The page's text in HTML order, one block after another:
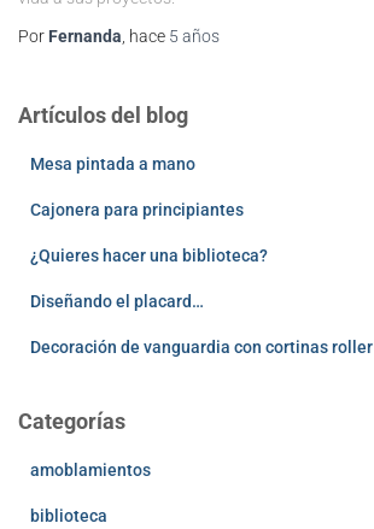
Por Fernanda , hace 5 años
Artículos del blog
Mesa pintada a mano
Cajonera para principiantes
¿Quieres hacer una biblioteca?
Diseñando el placard…
Decoración de vanguardia con cortinas roller
Categorías
amoblamientos
biblioteca